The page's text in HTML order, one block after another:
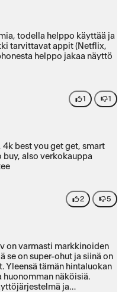
todella helppo käyttää ja
tarvittavat appit (Netflix,
helppo jakaa näyttö
1 1
4k best you get get, smart
also verkokauppa
2 5
on varmasti markkinoiden
se on super-ohut ja siinä on
Yleensä tämän hintaluokan
näköisiä.
ja